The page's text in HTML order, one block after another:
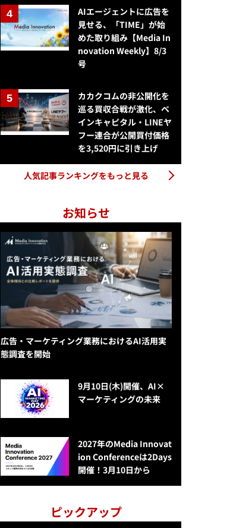
AIエージェントに広告を
見せる、「TIME」が始
めた取り組み【Media In
novation Weekly】8/3
号
カカクコムの非公開化を
巡る買収合戦が激化、ベ
インキャピタル・LINEヤ
フー連合が公開買付価格
を3,520円に引き上げ
人気記事ランキングをもっと見る
お知らせ
広告・マーケティング業務におけるAI活用実
態調査を開始
9月10日(木)開催、AI×
マーケティングの未来
2027年のMedia Innovat
ion Conferenceは2Days
開催！3月10日から
ピックアップ